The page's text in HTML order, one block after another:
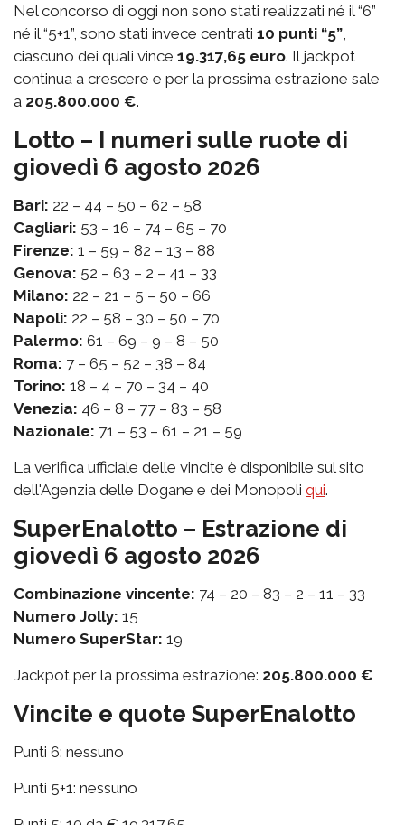
Nel concorso di oggi non sono stati realizzati né il “6”
né il “5+1”, sono stati invece centrati 10 punti “5”,
ciascuno dei quali vince 19.317,65 euro. Il jackpot
continua a crescere e per la prossima estrazione sale
a 205.800.000 €.
Lotto – I numeri sulle ruote di
giovedì 6 agosto 2026
Bari: 22 – 44 – 50 – 62 – 58
Cagliari: 53 – 16 – 74 – 65 – 70
Firenze: 1 – 59 – 82 – 13 – 88
Genova: 52 – 63 – 2 – 41 – 33
Milano: 22 – 21 – 5 – 50 – 66
Napoli: 22 – 58 – 30 – 50 – 70
Palermo: 61 – 69 – 9 – 8 – 50
Roma: 7 – 65 – 52 – 38 – 84
Torino: 18 – 4 – 70 – 34 – 40
Venezia: 46 – 8 – 77 – 83 – 58
Nazionale: 71 – 53 – 61 – 21 – 59
La verifica ufficiale delle vincite è disponibile sul sito
dell'Agenzia delle Dogane e dei Monopoli qui.
SuperEnalotto – Estrazione di
giovedì 6 agosto 2026
Combinazione vincente: 74 – 20 – 83 – 2 – 11 – 33
Numero Jolly: 15
Numero SuperStar: 19
Jackpot per la prossima estrazione: 205.800.000 €
Vincite e quote SuperEnalotto
Punti 6: nessuno
Punti 5+1: nessuno